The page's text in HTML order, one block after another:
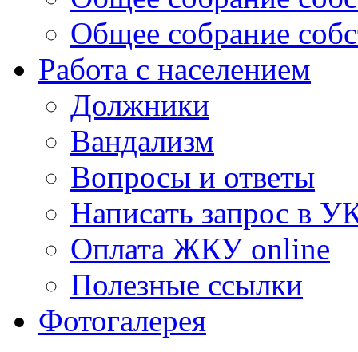
Общее собрание
Работа с населением
Должники
Вандализм
Вопросы и ответы
Написать запрос в
Оплата ЖКУ online
Полезные ссылки
Фотогалерея